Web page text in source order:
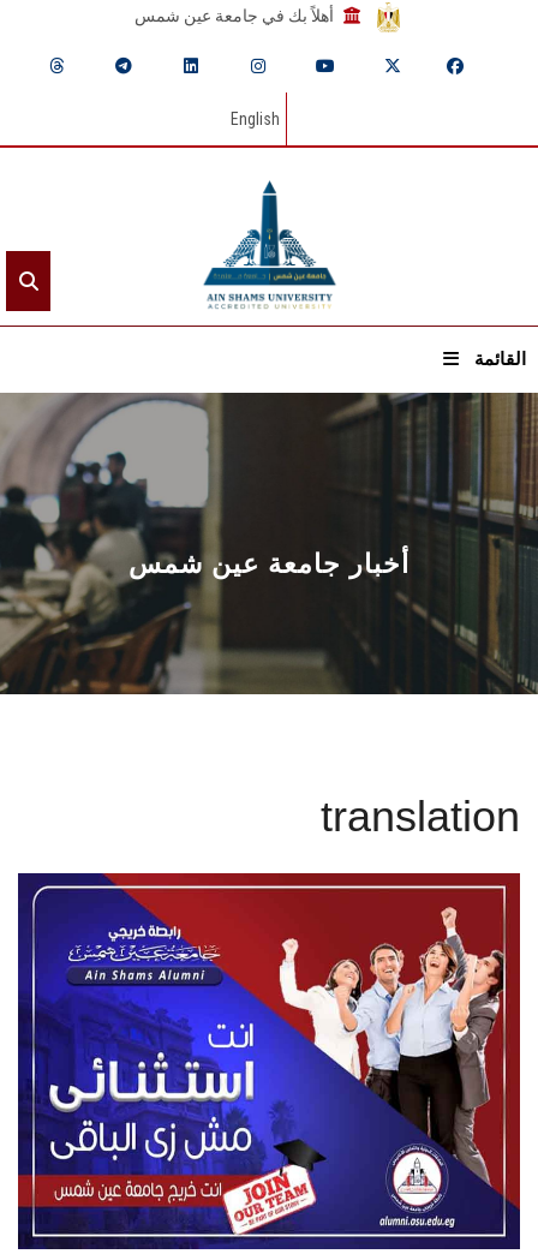
أهلاً بك في جامعة عين شمس
English
القائمة
الرئيسيـة
عن الجامعة
القطاعـات
الشئون الأكاديمية
البحث العلمي
الأنظمة الذكية
الإعلام
تواصل معنا
الطلاب
هيئة التدريس
الدراسات العليا
أخبار جامعة عين شمس
translation